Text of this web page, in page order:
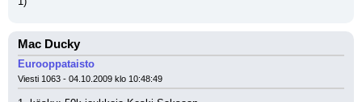
Mac Ducky
Eurooppataisto
Viesti 1063 - 04.10.2009 klo 10:48:49